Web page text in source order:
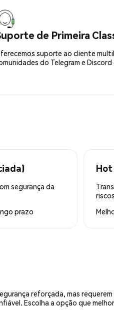
de Primeira
suporte ao cliente
do Telegram e
segurança da
prazo
reforçada, mas
Escolha a opção que